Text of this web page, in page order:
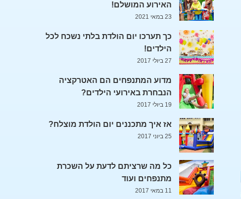
האירוע המושלם!
23 במאי 2021
כך תערכו יום הולדת בלתי נשכח לכל
הילדים!
27 ביולי 2017
מדוע המתנפחים הם האטרקציה
הנבחרת באירועי הילדים?
19 ביולי 2017
אז איך מתכננים יום הולדת מוצלח?
25 ביוני 2017
כל מה שרציתם לדעת על השכרת
מתנפחים ועוד
11 במאי 2017